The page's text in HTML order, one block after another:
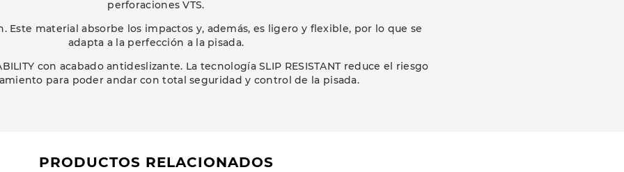
perforaciones VTS.
Este material absorbe los impactos y, además, es ligero y flexible, por lo que se
adapta a la perfección a la pisada.
con acabado antideslizante. La tecnología SLIP RESISTANT reduce el riesgo
para poder andar con total seguridad y control de la pisada.
PRODUCTOS RELACIONADOS